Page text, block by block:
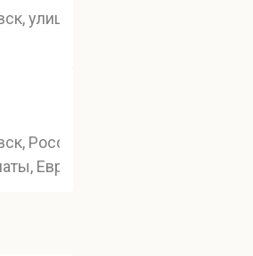
улица Фрунзе, 51
Россия, Хабаровск, улица
Европейские салаты,